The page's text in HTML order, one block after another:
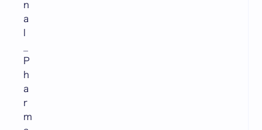
n
a
P
h
a
r
m